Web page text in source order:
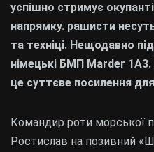
успішно стримує
напрямку. рашисти
та техніці. Нещодавно
німецькі БМП Marder
це суттєве посилення для
Командир роти морської
Ростислав на позивний